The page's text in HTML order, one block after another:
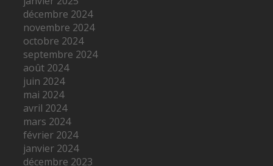
décembre 2024
novembre 2024
octobre 2024
septembre 2024
août 2024
juin 2024
mai 2024
avril 2024
mars 2024
février 2024
janvier 2024
décembre 2023